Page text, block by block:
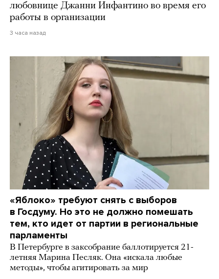
любовнице Джанни Инфантино во время его
работы в организации
3 часа назад
«Яблоко» требуют снять с выборов
в Госдуму. Но это не должно помешать
тем, кто идет от партии в региональные
парламенты
В Петербурге в заксобрание баллотируется 21-
летняя Марина Песляк. Она «искала любые
методы», чтобы агитировать за мир